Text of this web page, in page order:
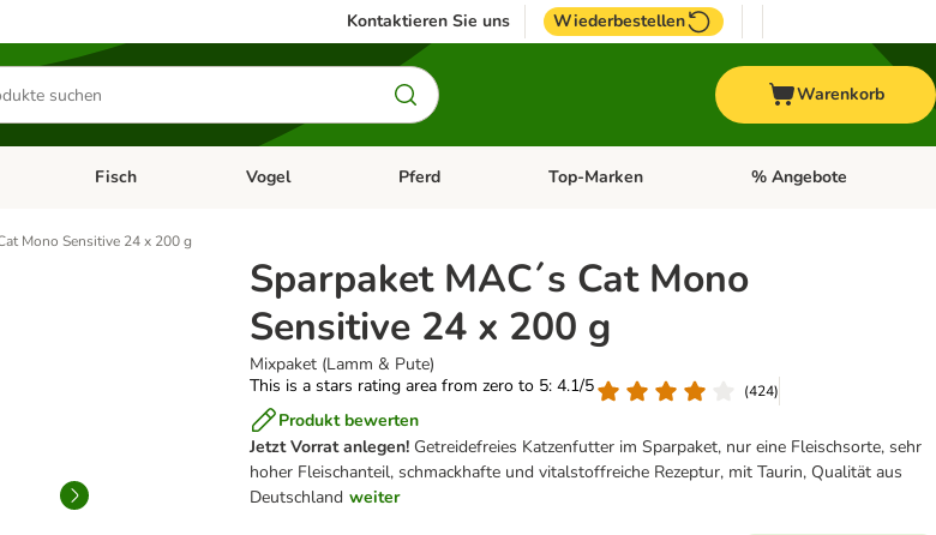
Kontaktieren Sie uns Wiederbestellen
Warenkorb
öffnen: Hundefutter & Zubehör
Kategorie-Menü öffnen: Kleintier
Fisch Kategorie-Menü öffnen: Fisch
Vogel Kategorie-Menü öffnen: Vogel
Pferd Kategorie-Menü öffnen: Pferd
Top-Marken Kategorie-Menü öffnen:
% Angebote
Mono Sensitive 24 x 200 g
Sparpaket MAC´s Cat Mono
Sensitive 24 x 200 g
Mixpaket (Lamm & Pute)
This is a stars rating area from zero to 5: 4.1/5
(424)
Produkt bewerten
Jetzt Vorrat anlegen! Getreidefreies Katzenfutter im Sparpaket, nur eine Fleischsorte, sehr
hoher Fleischanteil, schmackhafte und vitalstoffreiche Rezeptur, mit Taurin, Qualität aus
Deutschland weiter